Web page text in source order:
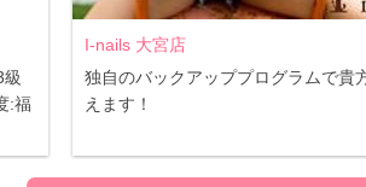
大宮店
自のバックアッププログラムで貴方の本気を叶
ます！